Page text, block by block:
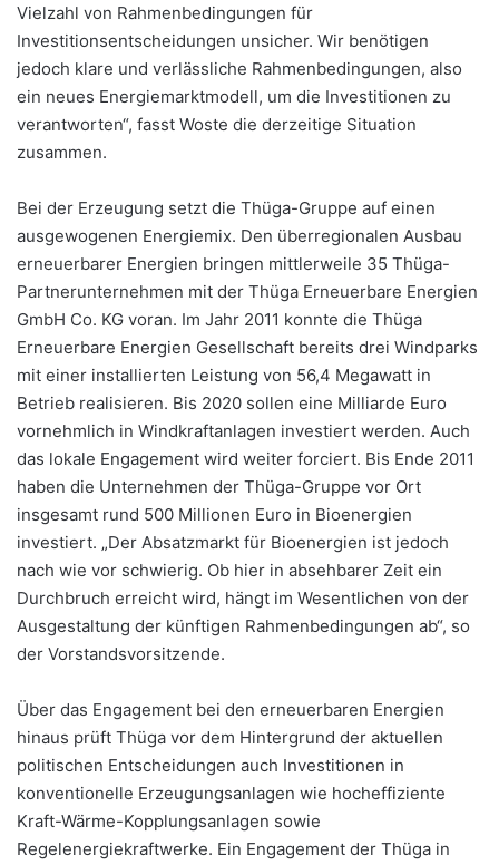
Vielzahl von Rahmenbedingungen für
Investitionsentscheidungen unsicher. Wir benötigen
jedoch klare und verlässliche Rahmenbedingungen, also
ein neues Energiemarktmodell, um die Investitionen zu
verantworten“, fasst Woste die derzeitige Situation
zusammen.
Bei der Erzeugung setzt die Thüga-Gruppe auf einen
ausgewogenen Energiemix. Den überregionalen Ausbau
erneuerbarer Energien bringen mittlerweile 35 Thüga-
Partnerunternehmen mit der Thüga Erneuerbare Energien
GmbH Co. KG voran. Im Jahr 2011 konnte die Thüga
Erneuerbare Energien Gesellschaft bereits drei Windparks
mit einer installierten Leistung von 56,4 Megawatt in
Betrieb realisieren. Bis 2020 sollen eine Milliarde Euro
vornehmlich in Windkraftanlagen investiert werden. Auch
das lokale Engagement wird weiter forciert. Bis Ende 2011
haben die Unternehmen der Thüga-Gruppe vor Ort
insgesamt rund 500 Millionen Euro in Bioenergien
investiert. „Der Absatzmarkt für Bioenergien ist jedoch
nach wie vor schwierig. Ob hier in absehbarer Zeit ein
Durchbruch erreicht wird, hängt im Wesentlichen von der
Ausgestaltung der künftigen Rahmenbedingungen ab“, so
der Vorstandsvorsitzende.
Über das Engagement bei den erneuerbaren Energien
hinaus prüft Thüga vor dem Hintergrund der aktuellen
politischen Entscheidungen auch Investitionen in
konventionelle Erzeugungsanlagen wie hocheffiziente
Kraft-Wärme-Kopplungsanlagen sowie
Regelenergiekraftwerke. Ein Engagement der Thüga in